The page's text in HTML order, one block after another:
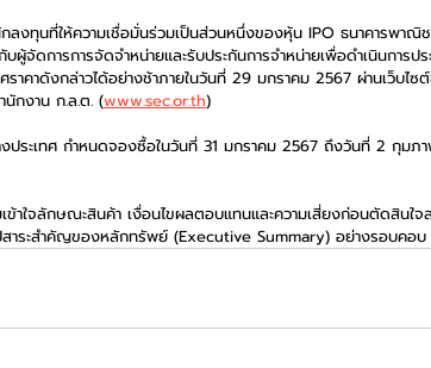
งทุนที่ให้ความเชื่อมั่นร่วมเป็นส่วนหนึ่งของหุ้น IPO ธนาคารพาณิช
ผู้จัดการการจัดจำหน่ายและรับประกันการจำหน่ายเพื่อดำเนินการปร
ศราคาดังกล่าวได้อย่างช้าภายในวันที่ 29 มกราคม 2567 ผ่านเว็บไซ
นักงาน ก.ล.ต. (www.sec.or.th)
ประเทศ กำหนดจองซื้อในวันที่ 31 มกราคม 2567 ถึงวันที่ 2 กุมภ
ข้าใจลักษณะสินค้า เงื่อนไขผลตอบแทนและความเสี่ยงก่อนตัดสินใ
าระสำคัญของหลักทรัพย์ (Executive Summary) อย่างรอบคอบ